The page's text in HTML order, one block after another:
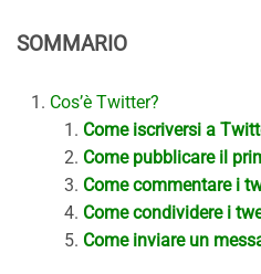
SOMMARIO
Cos’è Twitter?
Come iscriversi a
Come pubblicare il
Come commentare i
Come condividere i
Come inviare un